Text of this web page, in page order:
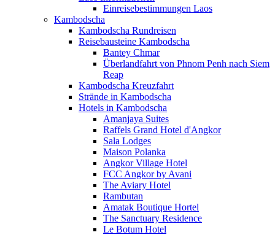
Einreisebestimmungen Laos
Kambodscha
Kambodscha Rundreisen
Reisebausteine Kambodscha
Bantey Chmar
Überlandfahrt von Phnom Penh nach Siem
Reap
Kambodscha Kreuzfahrt
Strände in Kambodscha
Hotels in Kambodscha
Amanjaya Suites
Raffels Grand Hotel d'Angkor
Sala Lodges
Maison Polanka
Angkor Village Hotel
FCC Angkor by Avani
The Aviary Hotel
Rambutan
Amatak Boutique Hortel
The Sanctuary Residence
Le Botum Hotel